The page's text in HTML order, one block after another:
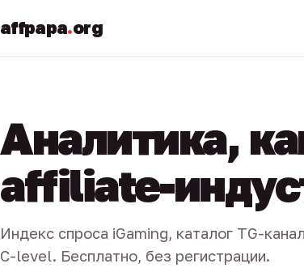
affpapa.org
Аналитика,
affiliate-
Индекс спроса iGaming, каталог TG-
C-level. Бесплатно, без регистрации.